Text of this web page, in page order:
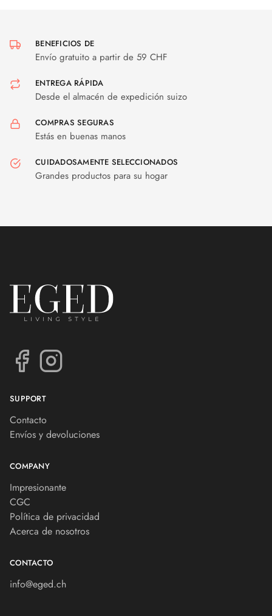
BENEFICIOS DE
Envío gratuito a partir de 59 CHF
ENTREGA RÁPIDA
Desde el almacén de expedición suizo
COMPRAS SEGURAS
Estás en buenas manos
CUIDADOSAMENTE SELECCIONADOS
Grandes productos para su hogar
SUPPORT
Contacto
Envíos y devoluciones
COMPANY
Impresionante
CGC
Política de privacidad
Acerca de nosotros
CONTACTO
info@eged.ch